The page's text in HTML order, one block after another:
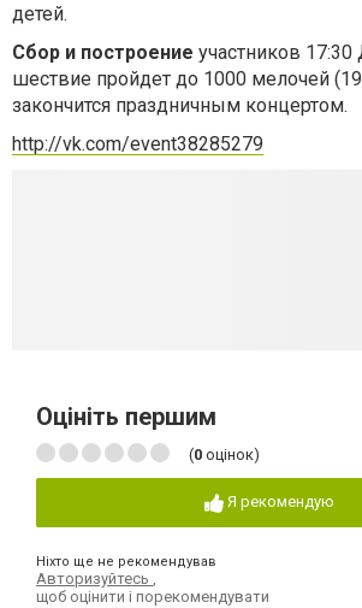
детей.
Сбор и построение участников 17:30
шествие пройдет до 1000 мелочей
закончится праздничным концертом.
http://vk.com/event38285279
Оцініть першим
(0 оцінок)
Я рекомендую
Ніхто ще не рекомендував
Авторизуйтесь
щоб оцінити і порекомендувати